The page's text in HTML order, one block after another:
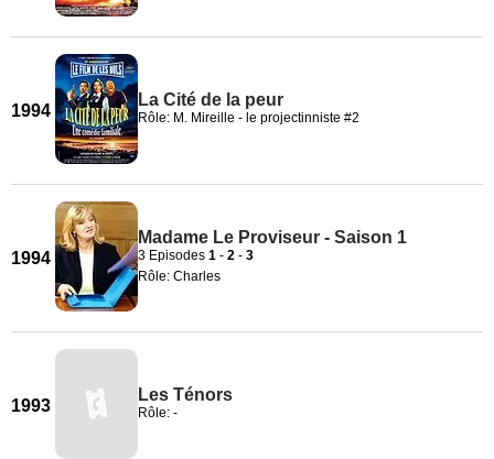
1994
La Cité de la peur
Rôle: M. Mireille - le projectinniste #2
1994
Madame Le Proviseur - Saison 1
3 Episodes 1 - 2 - 3
Rôle: Charles
1993
Les Ténors
Rôle: -